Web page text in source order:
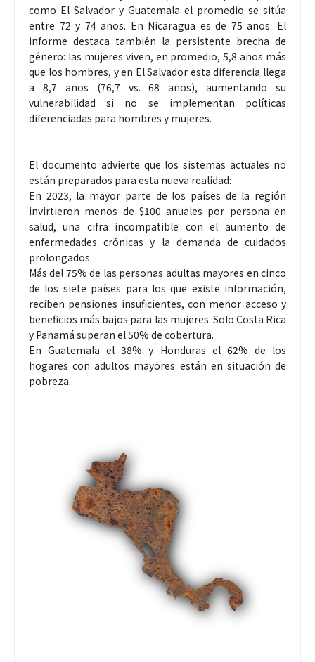
como El Salvador y Guatemala el promedio se sitúa
entre 72 y 74 años. En Nicaragua es de 75 años. El
informe destaca también la persistente brecha de
género: las mujeres viven, en promedio, 5,8 años más
que los hombres, y en El Salvador esta diferencia llega
a 8,7 años (76,7 vs. 68 años), aumentando su
vulnerabilidad si no se implementan políticas
diferenciadas para hombres y mujeres.
El documento advierte que los sistemas actuales no
están preparados para esta nueva realidad:
En 2023, la mayor parte de los países de la región
invirtieron menos de $100 anuales por persona en
salud, una cifra incompatible con el aumento de
enfermedades crónicas y la demanda de cuidados
prolongados.
Más del 75% de las personas adultas mayores en cinco
de los siete países para los que existe información,
reciben pensiones insuficientes, con menor acceso y
beneficios más bajos para las mujeres. Solo Costa Rica
y Panamá superan el 50% de cobertura.
En Guatemala el 38% y Honduras el 62% de los
hogares con adultos mayores están en situación de
pobreza.